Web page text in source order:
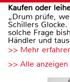
Kaufen oder
„Drum prüfe,
Schillers
solche Frage
Händler und
>> Mehr
>> Alle anzeigen